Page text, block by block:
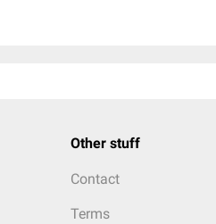
Other stuff
Contact
Terms